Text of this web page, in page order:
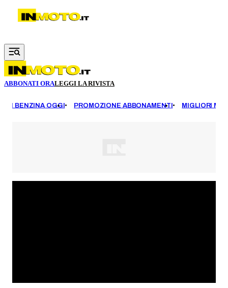
Vai al contenuto principale
ABBONATI ORALEGGI LA RIVISTA
BENZINA OGGI PROMOZIONE ABBONAMENTI MIGLIORI